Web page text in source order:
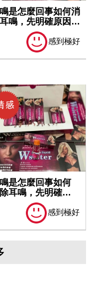
是怎麼回事如何消
鳴，先明確原因再
感到極好
是怎麼回事如何
耳鳴，先明確原
感到極好